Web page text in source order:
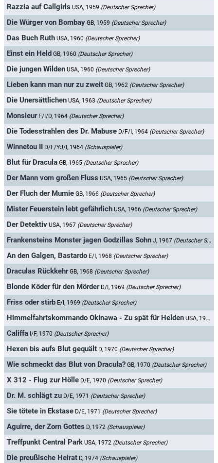
Razzia auf Callgirls USA, 1959 (Deutscher Sprecher)
Die Würger von Bombay GB, 1959 (Deutscher Sprecher)
Das Buch Ruth USA, 1960 (Deutscher Sprecher)
Einst ein Held GB, 1960 (Deutscher Sprecher)
Die jungen Wilden USA, 1960 (Deutscher Sprecher)
Lieben kann man nur zu zweit GB, 1962 (Deutscher Sprecher)
Die Unersättlichen USA, 1963 (Deutscher Sprecher)
Monsieur F/I/D, 1964 (Deutscher Sprecher)
Die Todesstrahlen des Dr. Mabuse D/F/I, 1964 (Deutscher Sprecher)
Winnetou II D/F/YU/I, 1964 (Schauspieler)
Blut für Dracula GB, 1965 (Deutscher Sprecher)
Der Mann vom großen Fluss USA, 1965 (Deutscher Sprecher)
Der Fluch der Mumie GB, 1966 (Deutscher Sprecher)
Mister Feuerstein lebt gefährlich USA, 1966 (Deutscher Sprecher)
Der Detektiv USA, 1967 (Deutscher Sprecher)
Frankensteins Monster jagen Godzillas Sohn J, 1967 (Deutscher Sprecher)
An den Galgen, Bastardo E/I, 1968 (Deutscher Sprecher)
Draculas Rückkehr GB, 1968 (Deutscher Sprecher)
Blonde Köder für den Mörder D/I, 1969 (Deutscher Sprecher)
Friss oder stirb E/I, 1969 (Deutscher Sprecher)
Himmelfahrtskommando Okinawa - Zu spät für Helden USA, 1969
Califfa I/F, 1970 (Deutscher Sprecher)
Hexen bis aufs Blut gequält D, 1970 (Deutscher Sprecher)
Wie schmeckt das Blut von Dracula? GB, 1970 (Deutscher Sprecher)
X 312 - Flug zur Hölle D/E, 1970 (Deutscher Sprecher)
Dr. M. schlägt zu D/E, 1971 (Deutscher Sprecher)
Sie tötete in Ekstase D/E, 1971 (Deutscher Sprecher)
Aguirre, der Zorn Gottes D, 1972 (Schauspieler)
Treffpunkt Central Park USA, 1972 (Deutscher Sprecher)
Die preußische Heirat D, 1974 (Schauspieler)